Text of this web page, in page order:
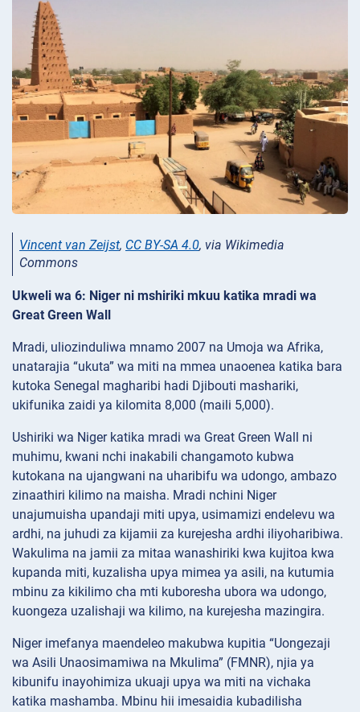
Vincent van Zeijst, CC BY-SA 4.0, via Wikimedia
Commons
Ukweli wa 6: Niger ni mshiriki mkuu katika mradi wa
Great Green Wall
Mradi, uliozinduliwa mnamo 2007 na Umoja wa Afrika,
unatarajia “ukuta” wa miti na mmea unaoenea katika bara
kutoka Senegal magharibi hadi Djibouti mashariki,
ukifunika zaidi ya kilomita 8,000 (maili 5,000).
Ushiriki wa Niger katika mradi wa Great Green Wall ni
muhimu, kwani nchi inakabili changamoto kubwa
kutokana na ujangwani na uharibifu wa udongo, ambazo
zinaathiri kilimo na maisha. Mradi nchini Niger
unajumuisha upandaji miti upya, usimamizi endelevu wa
ardhi, na juhudi za kijamii za kurejesha ardhi iliyoharibiwa.
Wakulima na jamii za mitaa wanashiriki kwa kujitoa kwa
kupanda miti, kuzalisha upya mimea ya asili, na kutumia
mbinu za kikilimo cha mti kuboresha ubora wa udongo,
kuongeza uzalishaji wa kilimo, na kurejesha mazingira.
Niger imefanya maendeleo makubwa kupitia “Uongezaji
wa Asili Unaosimamiwa na Mkulima” (FMNR), njia ya
kibunifu inayohimiza ukuaji upya wa miti na vichaka
katika mashamba. Mbinu hii imesaidia kubadilisha